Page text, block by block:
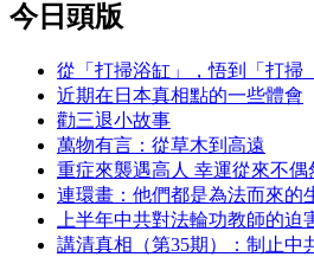
今日頭版
從「打掃浴缸」，悟到「打掃
近期在日本真相點的一些體會
勸三退小故事
萬物有言：從草木到高遠
重症來襲遇高人 幸運從來不偶
連環畫：他們都是為法而來的
上半年中共對法輪功教師的迫
講清真相（第35期）：制止中